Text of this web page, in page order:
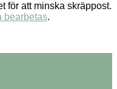
för att minska skräppost.
bearbetas.